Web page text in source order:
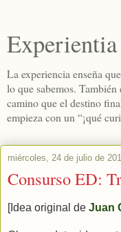
La experiencia enseña
lo que sabemos. También
camino que el destino
empieza con un “¡qué
miércoles, 24 de julio de
Consurso ED:
[Idea original de Juan